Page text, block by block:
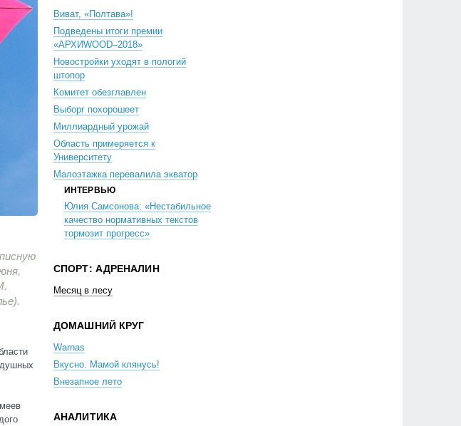
Виват, «Полтава»!
Подведены итоги премии
«АРХИWOOD–2018»
Новостройки уходят в пологий
штопор
Комитет обезглавлен
Выборг похорошеет
Миллиардный урожай
Область примеряется к
Университету
Малоэтажка перевалила экватор
ИНТЕРВЬЮ
Юлия Самсонова: «Нестабильное
качество нормативных текстов
тормозит прогресс»
СПОРТ: АДРЕНАЛИН
Месяц в лесу
ДОМАШНИЙ КРУГ
Warnas
Вкусно. Мамой клянусь!
Внезапное лето
АНАЛИТИКА